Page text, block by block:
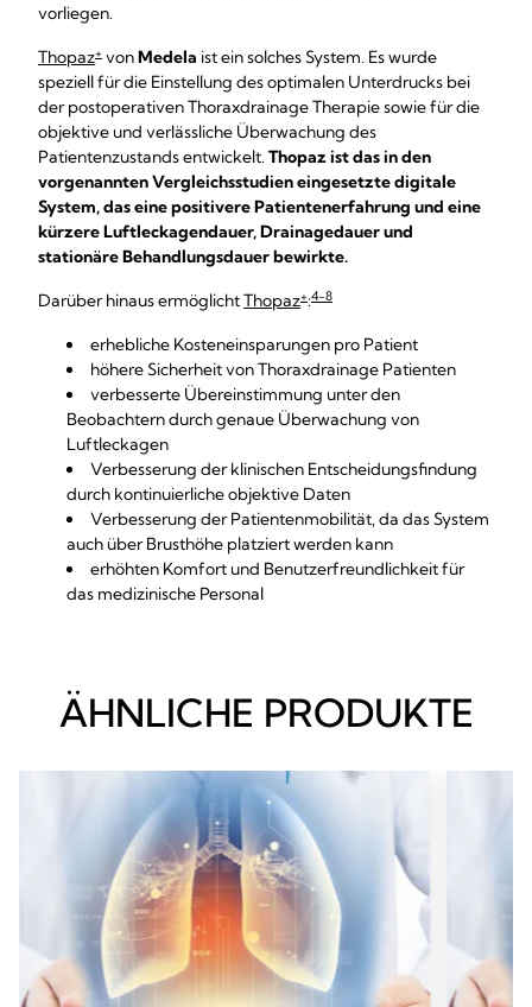
vorliegen.
Thopaz+ vonMedela ist ein solches System. Es wurde
speziell für die Einstellung des optimalen Unterdrucks bei
der postoperativen Thoraxdrainage Therapie sowie für die
objektive und verlässliche Überwachung des
Patientenzustands entwickelt.Thopaz ist das in den
vorgenannten Vergleichsstudien eingesetzte digitale
System, das eine positivere Patientenerfahrung und eine
kürzere Luftleckagendauer, Drainagedauer und
stationäre Behandlungsdauer bewirkte.
Darüber hinaus ermöglichtThopaz+:4-8
erhebliche Kosteneinsparungen pro Patient
höhere Sicherheit von Thoraxdrainage Patienten
verbesserte Übereinstimmung unter den
Beobachtern durch genaue Überwachung von
Luftleckagen
Verbesserung der klinischen Entscheidungsfindung
durch kontinuierliche objektive Daten
Verbesserung der Patientenmobilität, da das System
auch über Brusthöhe platziert werden kann
erhöhten Komfort und Benutzerfreundlichkeit für
das medizinische Personal
ÄHNLICHE PRODUKTE